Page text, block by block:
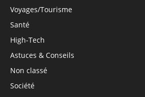
Voyages/Tourisme
Santé
High-Tech
Astuces & Conseils
Non classé
Société